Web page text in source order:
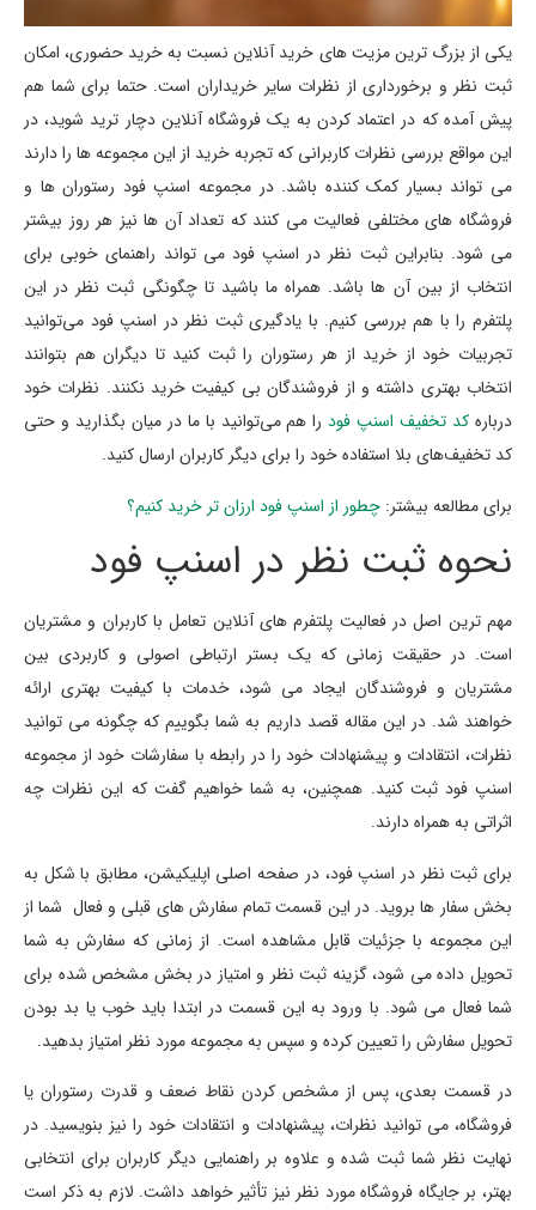
یکی از بزرگ ترین مزیت های خرید آنلاین نسبت به خرید حضوری، امکان
ثبت نظر و برخورداری از نظرات سایر خریداران است. حتما برای شما هم
پیش آمده که در اعتماد کردن به یک فروشگاه آنلاین دچار ترید شوید، در
این مواقع بررسی نظرات کاربرانی که تجربه خرید از این مجموعه ها را دارند
می تواند بسیار کمک کننده باشد. در مجموعه اسنپ فود رستوران ها و
فروشگاه های مختلفی فعالیت می کنند که تعداد آن ها نیز هر روز بیشتر
می شود. بنابراین ثبت نظر در اسنپ فود می تواند راهنمای خوبی برای
انتخاب از بین آن ها باشد. همراه ما باشید تا چگونگی ثبت نظر در این
پلتفرم را با هم بررسی کنیم. با یادگیری ثبت نظر در اسنپ فود می‌توانید
تجربیات خود از خرید از هر رستوران را ثبت کنید تا دیگران هم بتوانند
انتخاب بهتری داشته و از فروشندگان بی کیفیت خرید نکنند. نظرات خود
درباره کد تخفیف اسنپ فودرا هم می‌توانید با ما در میان بگذارید و حتی
کد تخفیف‌های بلا استفاده خود را برای دیگر کاربران ارسال کنید.
برای مطالعه بیشتر: چطور از اسنپ فود ارزان تر خرید کنیم؟
نحوه ثبت نظر در اسنپ فود
مهم ترین اصل در فعالیت پلتفرم های آنلاین تعامل با کاربران و مشتریان
است. در حقیقت زمانی که یک بستر ارتباطی اصولی و کاربردی بین
مشتریان و فروشندگان ایجاد می شود، خدمات با کیفیت بهتری ارائه
خواهند شد. در این مقاله قصد داریم به شما بگوییم که چگونه می توانید
نظرات، انتقادات و پیشنهادات خود را در رابطه با سفارشات خود از مجموعه
اسنپ فود ثبت کنید. همچنین، به شما خواهیم گفت که این نظرات چه
اثراتی به همراه دارند.
برای ثبت نظر در اسنپ فود، در صفحه اصلی اپلیکیشن، مطابق با شکل به
بخش سفار ها بروید. در این قسمت تمام سفارش های قبلی و فعال شما از
این مجموعه با جزئیات قابل مشاهده است. از زمانی که سفارش به شما
تحویل داده می شود، گزینه ثبت نظر و امتیاز در بخش مشخص شده برای
شما فعال می شود. با ورود به این قسمت در ابتدا باید خوب یا بد بودن
تحویل سفارش را تعیین کرده و سپس به مجموعه مورد نظر امتیاز بدهید.
در قسمت بعدی، پس از مشخص کردن نقاط ضعف و قدرت رستوران یا
فروشگاه، می توانید نظرات، پیشنهادات و انتقادات خود را نیز بنویسید. در
نهایت نظر شما ثبت شده و علاوه بر راهنمایی دیگر کاربران برای انتخابی
بهتر، بر جایگاه فروشگاه مورد نظر نیز تأثیر خواهد داشت. لازم به ذکر است